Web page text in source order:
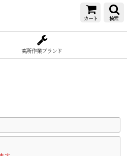
カート 検索
高所作業ブランド